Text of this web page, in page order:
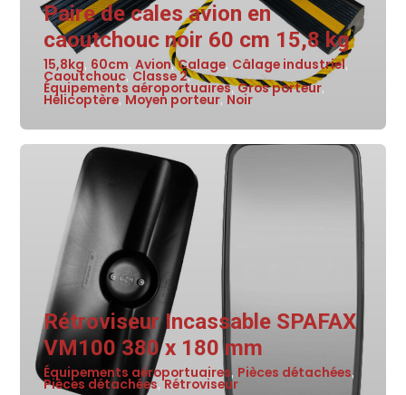
Paire de cales avion en
caoutchouc noir 60 cm 15,8 kg
15,8kg, 60cm, Avion,Calage, Câlage industriel,
Caoutchouc, Classe 2,
Équipements aéroportuaires,Gros porteur,
Hélicoptère, Moyen porteur, Noir
Rétroviseur Incassable SPAFAX
VM100 380 x 180 mm
Équipements aéroportuaires, Pièces détachées,
Pièces détachées,Rétroviseur